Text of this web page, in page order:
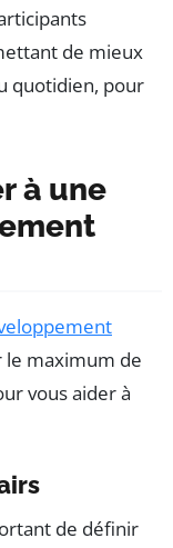
de mieux
quotidien, pour
à une
maximum de
vous aider à
de définir